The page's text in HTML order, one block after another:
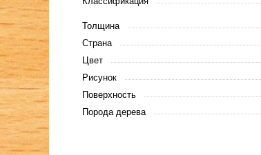
Толщина
Страна
Цвет
Рисунок
Поверхность
Порода дерева